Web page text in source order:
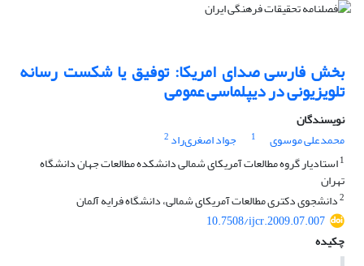
بخش فارسی صدای امریکا: توفیق یا شکست رسانه
تلویزیونی در دیپلماسی عمومی
نویسندگان
محمدعلی موسوی
1 جواد اصغری‌راد 2
1استادیار گروه مطالعات آمریکای شمالی دانشکده مطالعات جهان دانشگاه
تهران
2دانشجوی دکتری مطالعات آمریکای شمالی، دانشگاه فرایه آلمان
10.7508/ijcr.2009.07.007
چکیده